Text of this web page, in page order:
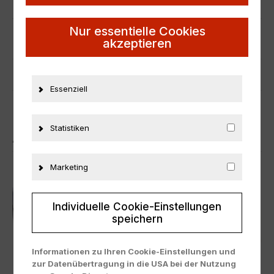
Material Metall
ZUSÄTZLICHE INFORMATIONEN
ÄHNLICHE PRODUKTE
Nur essentielle Cookies
akzeptieren
Essenziell
Statistiken
Marketing
Individuelle Cookie-Einstellungen
speichern
Informationen zu Ihren Cookie-Einstellungen und
zur Datenübertragung in die USA bei der Nutzung